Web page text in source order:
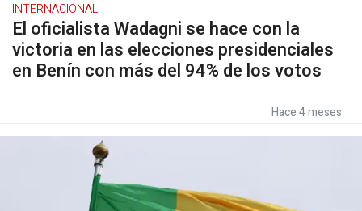
INTERNACIONAL
El oficialista Wadagni se hace con la
victoria en las elecciones presidenciales
en Benín con más del 94% de los votos
Hace 4 meses